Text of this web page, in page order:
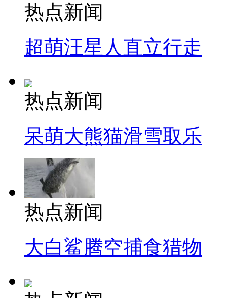
热点新闻
超萌汪星人直立行走
热点新闻
呆萌大熊猫滑雪取乐
热点新闻
大白鲨腾空捕食猎物